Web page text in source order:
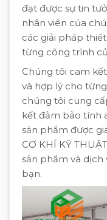
đạt được sự tin
nhân viên của
các giải pháp
từng công trình
Chúng tôi cam
và hợp lý cho
chúng tôi cung
kết đảm bảo tính
sản phẩm được
CƠ KHÍ KỸ
sản phẩm và
bạn.